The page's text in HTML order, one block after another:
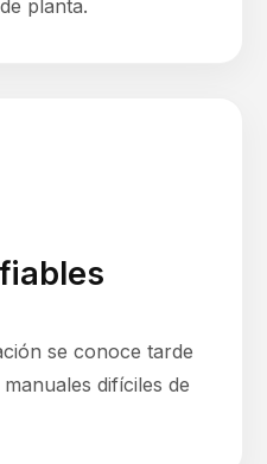
planta.
se conoce tarde
difíciles de